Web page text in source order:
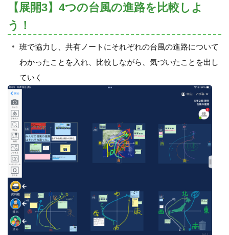
【展開3】4つの台風の進路を比較しよ
う！
班で協力し、共有ノートにそれぞれの台風の進路について
わかったことを入れ、比較しながら、気づいたことを出し
ていく